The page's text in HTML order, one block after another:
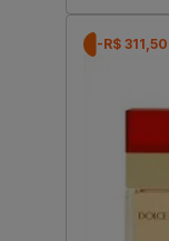
-R$ 311,50